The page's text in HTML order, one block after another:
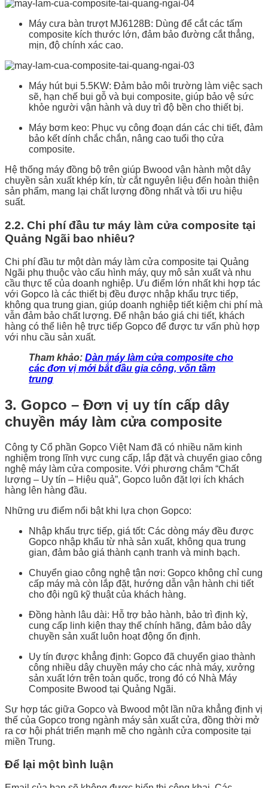
Máy cưa bàn trượt MJ6128B: Dùng để cắt các tấm
composite kích thước lớn, đảm bảo đường cắt thẳng,
mịn, độ chính xác cao.
Máy hút bụi 5.5KW: Đảm bảo môi trường làm việc sạch
sẽ, hạn chế bụi gỗ và bụi composite, giúp bảo vệ sức
khỏe người vận hành và duy trì độ bền cho thiết bị.
Máy bơm keo: Phục vụ công đoạn dán các chi tiết, đảm
bảo kết dính chắc chắn, nâng cao tuổi thọ cửa
composite.
Hệ thống máy đồng bộ trên giúp Bwood vận hành một dây
chuyền sản xuất khép kín, từ cắt nguyên liệu đến hoàn thiện
sản phẩm, mang lại chất lượng đồng nhất và tối ưu hiệu
suất.
2.2. Chi phí đầu tư máy làm cửa composite tại
Quảng Ngãi bao nhiêu?
Chi phí đầu tư một dàn máy làm cửa composite tại Quảng
Ngãi phụ thuộc vào cấu hình máy, quy mô sản xuất và nhu
cầu thực tế của doanh nghiệp. Ưu điểm lớn nhất khi hợp tác
với Gopco là các thiết bị đều được nhập khẩu trực tiếp,
không qua trung gian, giúp doanh nghiệp tiết kiệm chi phí mà
vẫn đảm bảo chất lượng. Để nhận báo giá chi tiết, khách
hàng có thể liên hệ trực tiếp Gopco để được tư vấn phù hợp
với nhu cầu sản xuất.
Tham khảo: Dàn máy làm cửa composite cho
các đơn vị mới bắt đầu gia công, vốn tầm
trung
3. Gopco – Đơn vị uy tín cấp dây
chuyền máy làm cửa composite
Công ty Cổ phần Gopco Việt Nam đã có nhiều năm kinh
nghiệm trong lĩnh vực cung cấp, lắp đặt và chuyển giao công
nghệ máy làm cửa composite. Với phương châm “Chất
lượng – Uy tín – Hiệu quả”, Gopco luôn đặt lợi ích khách
hàng lên hàng đầu.
Những ưu điểm nổi bật khi lựa chọn Gopco:
Nhập khẩu trực tiếp, giá tốt: Các dòng máy đều được
Gopco nhập khẩu từ nhà sản xuất, không qua trung
gian, đảm bảo giá thành cạnh tranh và minh bạch.
Chuyển giao công nghệ tận nơi: Gopco không chỉ cung
cấp máy mà còn lắp đặt, hướng dẫn vận hành chi tiết
cho đội ngũ kỹ thuật của khách hàng.
Đồng hành lâu dài: Hỗ trợ bảo hành, bảo trì định kỳ,
cung cấp linh kiện thay thế chính hãng, đảm bảo dây
chuyền sản xuất luôn hoạt động ổn định.
Uy tín được khẳng định: Gopco đã chuyển giao thành
công nhiều dây chuyền máy cho các nhà máy, xưởng
sản xuất lớn trên toàn quốc, trong đó có Nhà Máy
Composite Bwood tại Quảng Ngãi.
Sự hợp tác giữa Gopco và Bwood một lần nữa khẳng định vị
thế của Gopco trong ngành máy sản xuất cửa, đồng thời mở
ra cơ hội phát triển mạnh mẽ cho ngành cửa composite tại
miền Trung.
Để lại một bình luận